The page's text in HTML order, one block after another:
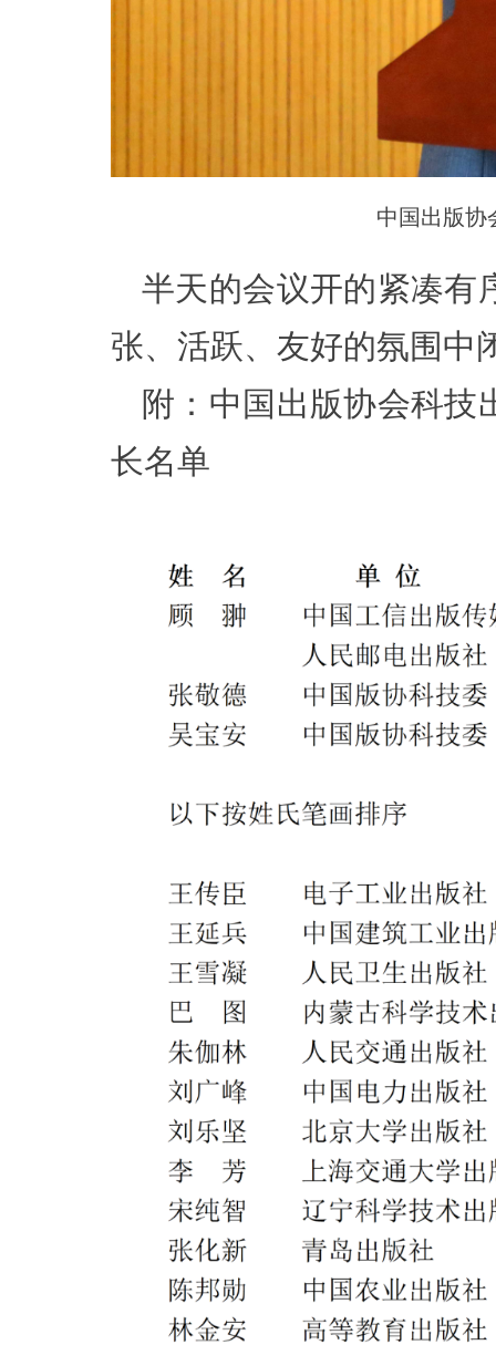
中国出版协
半天的会议开的紧凑有
张、活跃、友好的氛围中
附：中国出版协会科技
长名单